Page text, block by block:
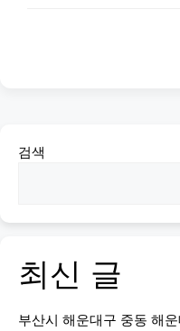
검색
최신 글
부산시 해운대구 중동 해